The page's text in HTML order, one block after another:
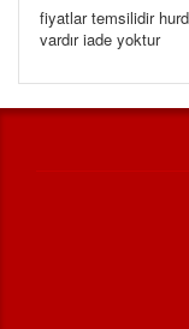
fiyatlar temsilidir
vardır iade yoktur